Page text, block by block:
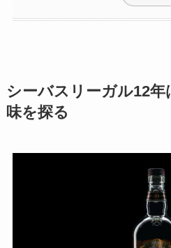
シーバスリーガル12
味を探る